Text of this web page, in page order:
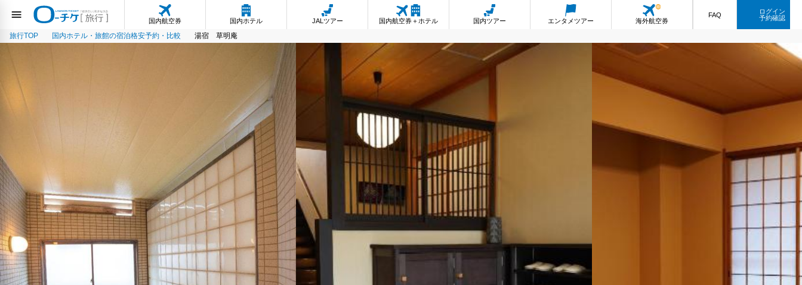
国内航空券 国内ホテル JALツアー 国内航空券＋ホテル 国内ツアー エンタメツアー 海外航空券
FAQ
ログイン
予約確認
旅行TOP 国内ホテル・旅館の宿泊格安予約・比較 湯宿 草明庵